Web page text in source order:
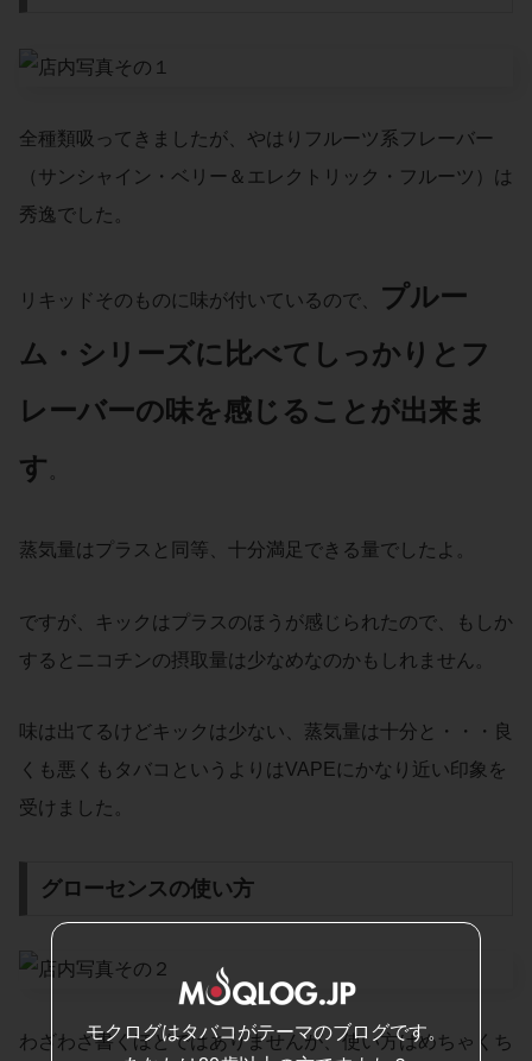
全種類吸ってきましたが、やはりフルーツ系フレーバー
（サンシャイン・ベリー＆エレクトリック・フルーツ）は
秀逸でした。
リキッドそのものに味が付いているので、
プルー
ム・シリーズに比べてしっかりとフ
レーバーの味を感じることが出来ま
す
蒸気量はプラスと同等、十分満足できる量でしたよ。
ですが、キックはプラスのほうが感じられたので、もしか
するとニコチンの摂取量は少なめなのかもしれません。
味は出てるけどキックは少ない、蒸気量は十分と・・・良
くも悪くもタバコというよりはVAPEにかなり近い印象を
受けました。
グローセンスの使い方
わざわざ書くほどではありませんが、使い方はめちゃくち
モクログはタバコがテーマのブログです。